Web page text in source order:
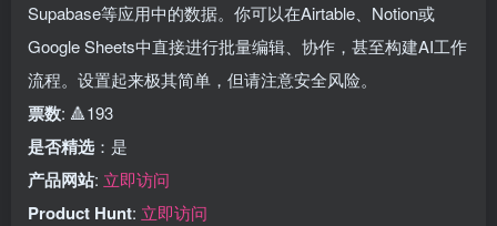
Supabase等应用中的数据。你可以在Airtable、Notion或
Google Sheets中直接进行批量编辑、协作，甚至构建AI工作
流程。设置起来极其简单，但请注意安全风险。
票数: 🔺193
是否精选 ：是
产品网站: 立即访问
Product Hunt: 立即访问